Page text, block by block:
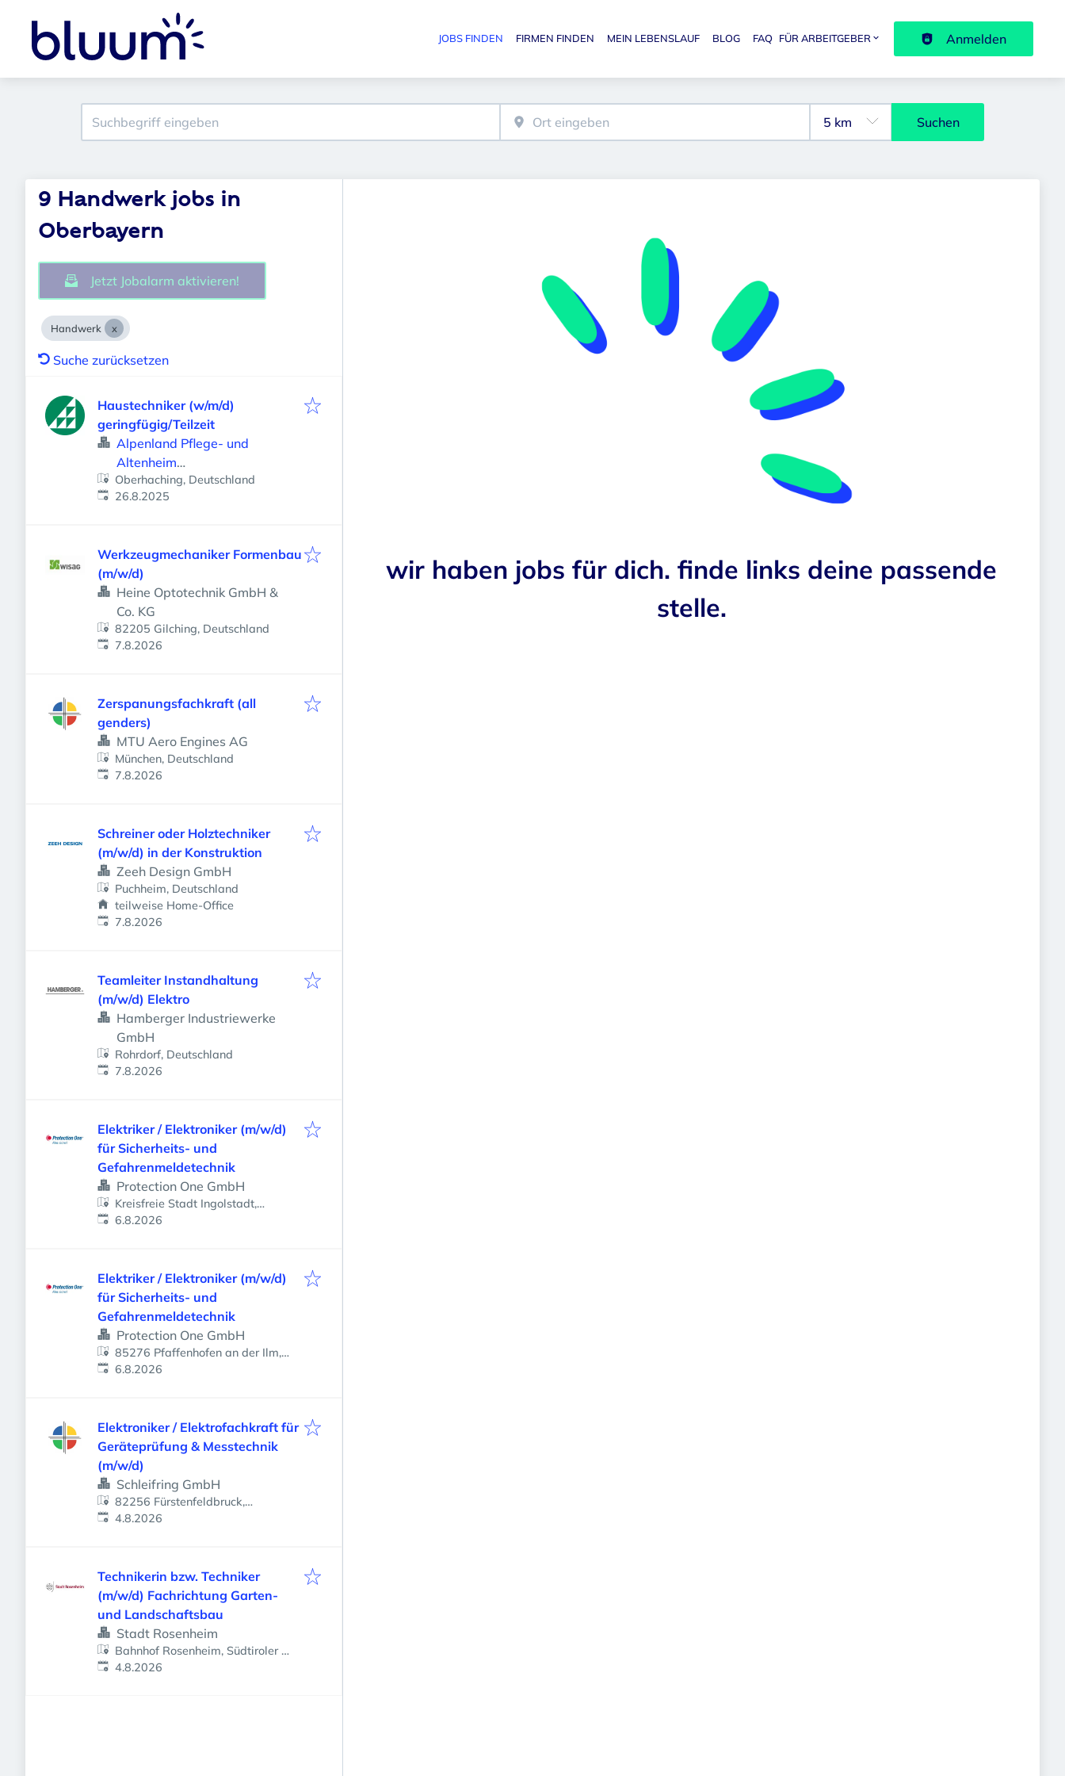
Haupt-Navigation
JOBS FINDEN FIRMEN FINDEN MEIN LEBENSLAUF BLOG FAQ FÜR ARBEITGEBER Anmelden
Suchen
9 Handwerk jobs in
Oberbayern
Jetzt Jobalarm aktivieren!
Handwerk
Suche zurücksetzen
Haustechniker (w/m/d)
geringfügig/Teilzeit
Alpenland Pflege- und
Altenheim
Betriebsgesellschaft mbH
Oberhaching, Deutschland
Veröffentlicht:
26.8.2025
Werkzeugmechaniker Formenbau
(m/w/d)
Heine Optotechnik GmbH &
Co. KG
82205 Gilching, Deutschland
Veröffentlicht
7.8.2026
Zerspanungsfachkraft (all
genders)
MTU Aero Engines AG
München, Deutschland
Veröffentlicht
7.8.2026
Schreiner oder Holztechniker
(m/w/d) in der Konstruktion
Zeeh Design GmbH
Puchheim, Deutschland
teilweise Home-Office
Veröffentlicht
7.8.2026
Teamleiter Instandhaltung
(m/w/d) Elektro
Hamberger Industriewerke
GmbH
Rohrdorf, Deutschland
Veröffentlicht
7.8.2026
Elektriker / Elektroniker (m/w/d)
für Sicherheits- und
Gefahrenmeldetechnik
Protection One GmbH
Kreisfreie Stadt Ingolstadt,
Ingolstadt, Deutschland
Veröffentlicht
6.8.2026
Elektriker / Elektroniker (m/w/d)
für Sicherheits- und
Gefahrenmeldetechnik
Protection One GmbH
85276 Pfaffenhofen an der Ilm,
Deutschland
Veröffentlicht
6.8.2026
Elektroniker / Elektrofachkraft für
Geräteprüfung & Messtechnik
(m/w/d)
Schleifring GmbH
82256 Fürstenfeldbruck,
Deutschland
Veröffentlicht
4.8.2026
Technikerin bzw. Techniker
(m/w/d) Fachrichtung Garten-
und Landschaftsbau
Stadt Rosenheim
Bahnhof Rosenheim, Südtiroler Pl.
1, 83022 Rosenheim,
Veröffentlicht
4.8.2026
wir haben jobs für dich. finde links deine passende
stelle.